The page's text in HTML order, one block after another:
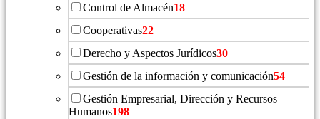
Control de Almacén18
Cooperativas22
Derecho y Aspectos Jurídicos30
Gestión de la información y comunicación54
Gestión Empresarial, Dirección y Recursos
Humanos198